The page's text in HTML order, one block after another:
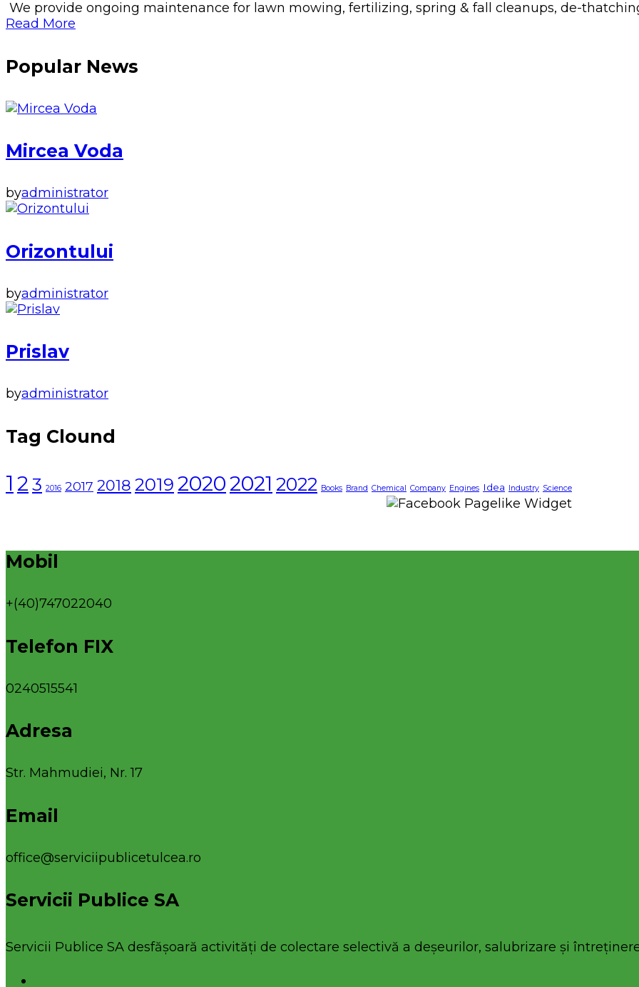
We provide ongoing maintenance for lawn mowing, fertilizing, spring & fall cleanups, de-
Read More
Popular News
Mircea Voda
byadministrator
Orizontului
byadministrator
Prislav
byadministrator
Tag Clound
1 2 3 2016 2017 2018 2019 20202021 2022 Books Brand Chemical Company Engines Idea Industry Science
Mobil
+(40)747022040
Telefon FIX
0240515541
Adresa
Str. Mahmudiei, Nr. 17
Email
office@serviciipublicetulcea.ro
Servicii Publice SA
Servicii Publice SA desfășoară activități de colectare selectivă a deșeurilor, salubrizare și